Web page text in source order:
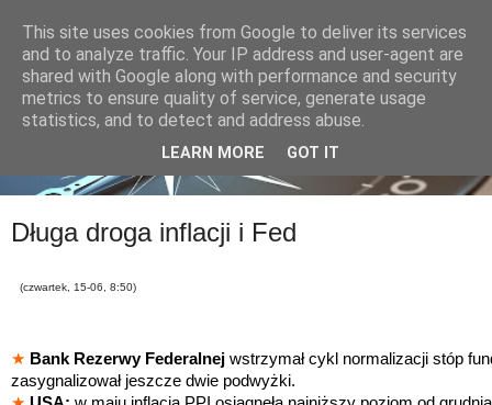
Długa droga inflacji i Fed
(czwartek, 15-06, 8:50)
★ Bank Rezerwy Federalnej wstrzymał cykl normalizacji stóp
zasygnalizował jeszcze dwie podwyżki.
This site uses cookies from Google to deliver its services
and to analyze traffic. Your IP address and user-agent are
shared with Google along with performance and security
metrics to ensure quality of service, generate usage
statistics, and to detect and address abuse.
LEARN MORE GOT IT